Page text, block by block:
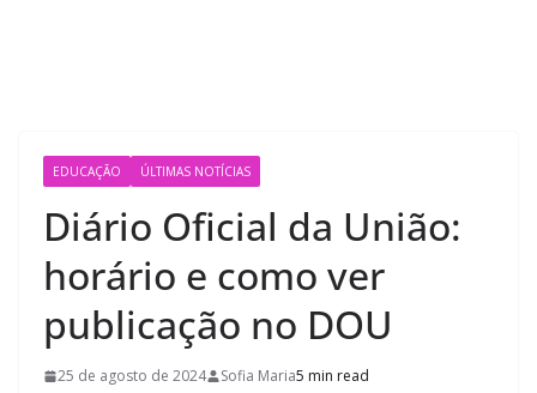
EDUCAÇÃO ÚLTIMAS NOTÍCIAS
Diário Oficial da União:
horário e como ver
publicação no DOU
25 de agosto de 2024 Sofia Maria5 min read